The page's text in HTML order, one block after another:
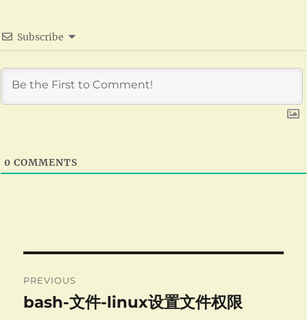
Subscribe
0 COMMENTS
navigation
PREVIOUS
Previous
bash-文件-linux设置文件权限